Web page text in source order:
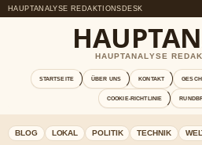
HAUPTANALYSE REDAKTIONSDESK
HAUPTANALYSE
STARTSEITE ÜBER UNS KONTAKT
COOKIE-RICHTLINIE
BLOG LOKAL POLITIK TECHNIK